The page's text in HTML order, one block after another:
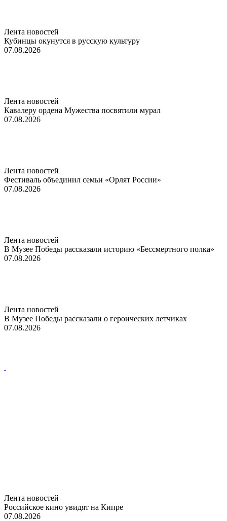
Лента новостей
Кубинцы окунутся в русскую культуру
07.08.2026
Лента новостей
Кавалеру ордена Мужества посвятили мурал
07.08.2026
Лента новостей
Фестиваль объединил семьи «Орлят России»
07.08.2026
Лента новостей
В Музее Победы рассказали историю «Бессмертного полка»
07.08.2026
Лента новостей
В Музее Победы рассказали о героических летчиках
07.08.2026
Лента новостей
Российское кино увидят на Кипре
07.08.2026